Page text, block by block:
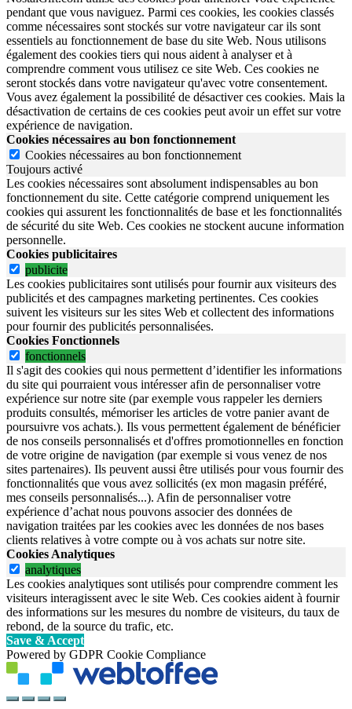
pendant que vous naviguez. Parmi ces cookies, les cookies classés
comme nécessaires sont stockés sur votre navigateur car ils sont
essentiels au fonctionnement de base du site Web. Nous utilisons
également des cookies tiers qui nous aident à analyser et à
comprendre comment vous utilisez ce site Web. Ces cookies ne
seront stockés dans votre navigateur qu'avec votre consentement.
Vous avez également la possibilité de désactiver ces cookies. Mais la
désactivation de certains de ces cookies peut avoir un effet sur votre
expérience de navigation.
Cookies nécessaires au bon fonctionnement
Cookies nécessaires au bon fonctionnement
Toujours activé
Les cookies nécessaires sont absolument indispensables au bon
fonctionnement du site. Cette catégorie comprend uniquement les
cookies qui assurent les fonctionnalités de base et les fonctionnalités
de sécurité du site Web. Ces cookies ne stockent aucune information
personnelle.
Cookies publicitaires
publicite
Les cookies publicitaires sont utilisés pour fournir aux visiteurs des
publicités et des campagnes marketing pertinentes. Ces cookies
suivent les visiteurs sur les sites Web et collectent des informations
pour fournir des publicités personnalisées.
Cookies Fonctionnels
fonctionnels
Il s'agit des cookies qui nous permettent d’identifier les informations
du site qui pourraient vous intéresser afin de personnaliser votre
expérience sur notre site (par exemple vous rappeler les derniers
produits consultés, mémoriser les articles de votre panier avant de
poursuivre vos achats.). Ils vous permettent également de bénéficier
de nos conseils personnalisés et d'offres promotionnelles en fonction
de votre origine de navigation (par exemple si vous venez de nos
sites partenaires). Ils peuvent aussi être utilisés pour vous fournir des
fonctionnalités que vous avez sollicités (ex mon magasin préféré,
mes conseils personnalisés...). Afin de personnaliser votre
expérience d’achat nous pouvons associer des données de
navigation traitées par les cookies avec les données de nos bases
clients relatives à votre compte ou à vos achats sur notre site.
Cookies Analytiques
analytiques
Les cookies analytiques sont utilisés pour comprendre comment les
visiteurs interagissent avec le site Web. Ces cookies aident à fournir
des informations sur les mesures du nombre de visiteurs, du taux de
rebond, de la source du trafic, etc.
Save & Accept
Powered by GDPR Cookie Compliance